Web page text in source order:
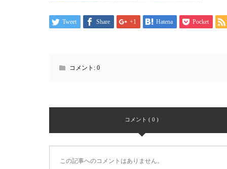
Tweet Share +1 Hatena Pocket
コメント: 0
コメント ( 0 )
この記事へのコメントはありません。